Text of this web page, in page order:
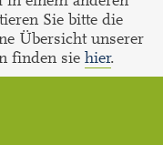
Sie bitte die
Übersicht unserer
finden sie hier.